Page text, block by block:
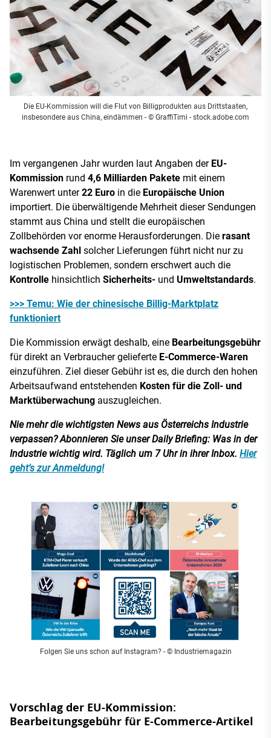
Die EU-Kommission will die Flut von Billigprodukten aus Drittstaaten,
insbesondere aus China, eindämmen - © GraffiTimi - stock.adobe.com
Im vergangenen Jahr wurden laut Angaben der EU-
Kommission rund 4,6 Milliarden Pakete mit einem
Warenwert unter22 Euro in die Europäische Union
importiert. Die überwältigende Mehrheit dieser Sendungen
stammt aus China und stellt die europäischen
Zollbehörden vor enorme Herausforderungen. Die rasant
wachsende Zahl solcher Lieferungen führt nicht nur zu
logistischen Problemen, sondern erschwert auch die
Kontrolle hinsichtlich Sicherheits- und Umweltstandards.
>>> Temu: Wie der chinesische Billig-Marktplatz
funktioniert
Die Kommission erwägt deshalb, eine Bearbeitungsgebühr
für direkt an Verbraucher gelieferte E-Commerce-Waren
einzuführen. Ziel dieser Gebühr ist es, die durch den hohen
Arbeitsaufwand entstehenden Kosten für die Zoll- und
Marktüberwachung auszugleichen.
Nie mehr die wichtigsten News aus Österreichs Industrie
verpassen? Abonnieren Sie unser Daily Briefing: Was in der
Industrie wichtig wird. Täglich um 7 Uhr in ihrer Inbox. Hier
geht’s zur Anmeldung!
Folgen Sie uns schon auf Instagram?- © Industriemagazin
Vorschlag der EU-Kommission:
Bearbeitungsgebühr für E-Commerce-Artikel